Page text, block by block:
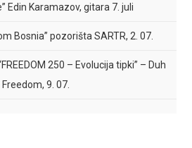
Edin Karamazov, gitara 7. juli
Bosnia” pozorišta SARTR, 2. 07.
250 – Evolucija tipki” – Duh
9. 07.